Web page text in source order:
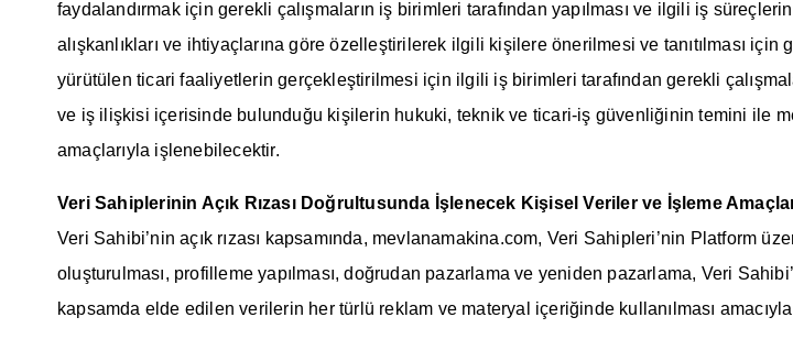
faydalandırmak için gerekli çalışmaların iş birimleri tarafından yapılması ve ilgili iş
alışkanlıkları ve ihtiyaçlarına göre özelleştirilerek ilgili kişilere önerilmesi ve tanıtılması
yürütülen ticari faaliyetlerin gerçekleştirilmesi için ilgili iş birimleri tarafından gerekli
ve iş ilişkisi içerisinde bulunduğu kişilerin hukuki, teknik ve ticari-iş güvenliğinin temini ile
amaçlarıyla işlenebilecektir.
Veri Sahiplerinin Açık Rızası Doğrultusunda İşlenecek Kişisel Veriler ve İşleme
Veri Sahibi’nin açık rızası kapsamında, mevlanamakina.com, Veri Sahipleri’nin Platform
oluşturulması, profilleme yapılması, doğrudan pazarlama ve yeniden pazarlama, Veri
kapsamda elde edilen verilerin her türlü reklam ve materyal içeriğinde kullanılması